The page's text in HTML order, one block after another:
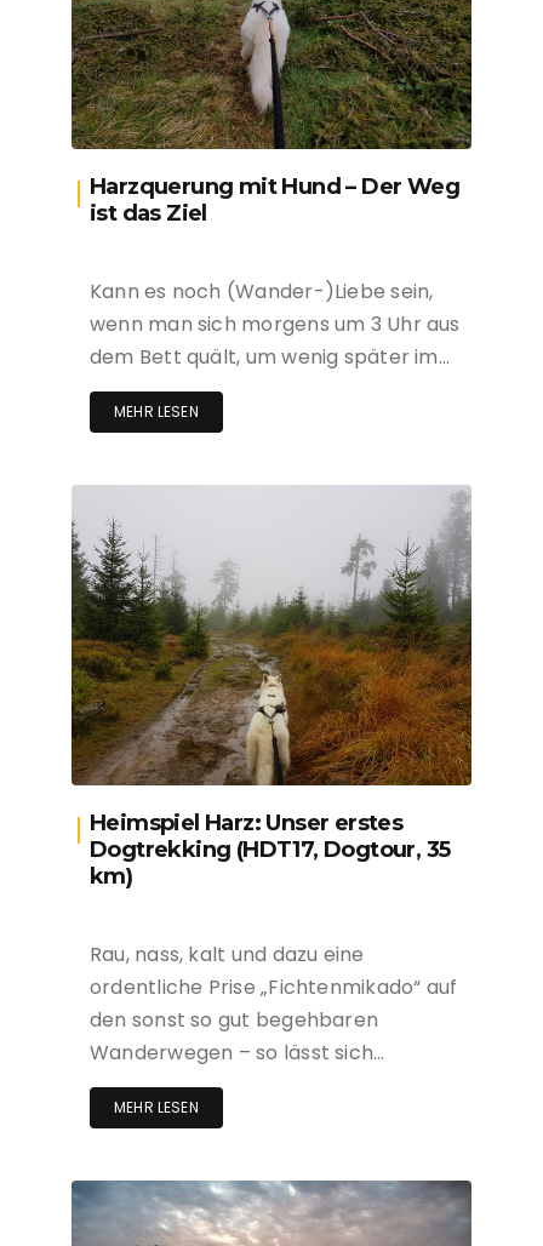
Harzquerung mit Hund – Der Weg
ist das Ziel
Kann es noch (Wander-)Liebe sein,
wenn man sich morgens um 3 Uhr aus
dem Bett quält, um wenig später im…
MEHR LESEN
Heimspiel Harz: Unser erstes
Dogtrekking (HDT17, Dogtour, 35
km)
Rau, nass, kalt und dazu eine
ordentliche Prise „Fichtenmikado“ auf
den sonst so gut begehbaren
Wanderwegen – so lässt sich…
MEHR LESEN